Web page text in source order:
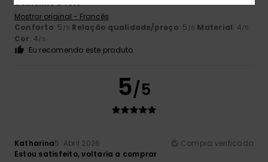
Conforme a foto
Mostrar original - Francês
Conforto: 5 /5 Relação qualidade/preço: 5 /5 Material: 4/5
Cor: 4/5
Eu recomendo este produto
5/5
Katharina5. Abril 2026
Compra verificada
Estou satisfeito, voltaria a comprar